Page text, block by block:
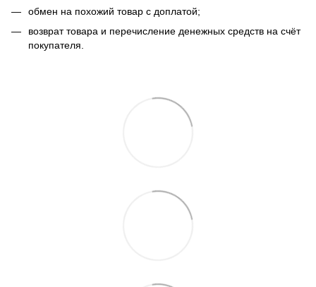
обмен на похожий товар с доплатой;
возврат товара и перечисление денежных средств на счёт
покупателя.